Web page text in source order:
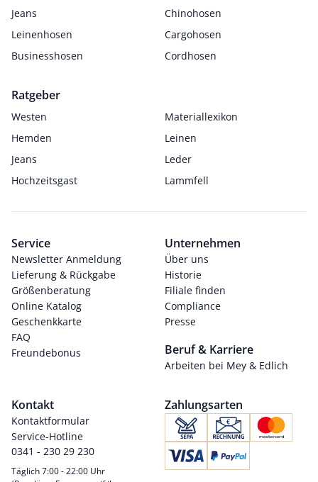
Jeans
Chinohosen
Leinenhosen
Cargohosen
Businesshosen
Cordhosen
Ratgeber
Westen
Materiallexikon
Hemden
Leinen
Jeans
Leder
Hochzeitsgast
Lammfell
Service
Newsletter Anmeldung
Lieferung & Rückgabe
Größenberatung
Online Katalog
Geschenkkarte
FAQ
Freundebonus
Unternehmen
Über uns
Historie
Filiale finden
Compliance
Presse
Beruf & Karriere
Arbeiten bei Mey & Edlich
Kontakt
Kontaktformular
Service-Hotline
0341 - 230 29 230
Täglich 7:00 - 22:00 Uhr
Zahlungsarten